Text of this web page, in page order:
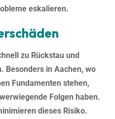
eskalieren.
zu Rückstau und
Besonders in Aachen, wo
Fundamenten stehen,
Folgen haben.
dieses Risiko.